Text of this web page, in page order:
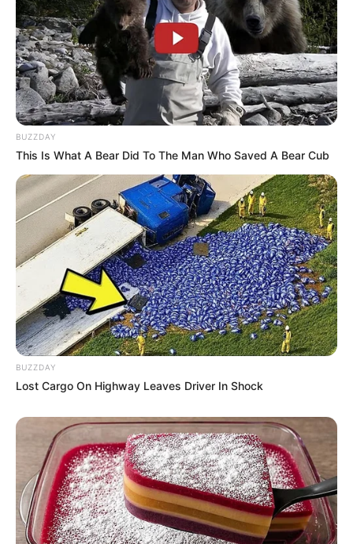
BUZZDAY
This Is What A Bear Did To The Man Who Saved A Bear Cub
BUZZDAY
Lost Cargo On Highway Leaves Driver In Shock